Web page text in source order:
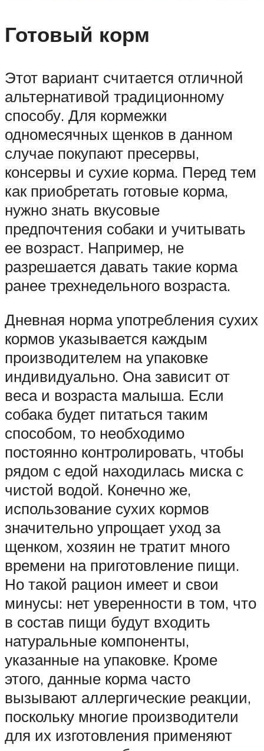
Готовый корм
Этот вариант считается отличной
альтернативой традиционному
способу. Для кормежки
одномесячных щенков в данном
случае покупают пресервы,
консервы и сухие корма. Перед тем
как приобретать готовые корма,
нужно знать вкусовые
предпочтения собаки и учитывать
ее возраст. Например, не
разрешается давать такие корма
ранее трехнедельного возраста.
Дневная норма употребления сухих
кормов указывается каждым
производителем на упаковке
индивидуально. Она зависит от
веса и возраста малыша. Если
собака будет питаться таким
способом, то необходимо
постоянно контролировать, чтобы
рядом с едой находилась миска с
чистой водой. Конечно же,
использование сухих кормов
значительно упрощает уход за
щенком, хозяин не тратит много
времени на приготовление пищи.
Но такой рацион имеет и свои
минусы: нет уверенности в том, что
в состав пищи будут входить
натуральные компоненты,
указанные на упаковке. Кроме
этого, данные корма часто
вызывают аллергические реакции,
поскольку многие производители
для их изготовления применяют